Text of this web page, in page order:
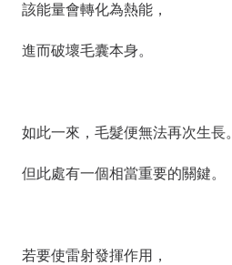
該能量會轉化為熱能，
進而破壞毛囊本身。
如此一來，毛髮便無法再次生長。
但此處有一個相當重要的關鍵。
若要使雷射發揮作用，